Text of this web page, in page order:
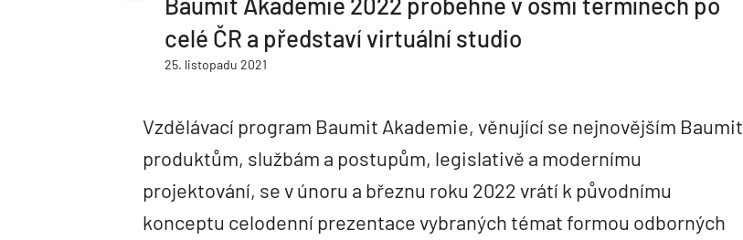
celé ČR a představí virtuální studio
25. listopadu 2021
Vzdělávací program Baumit Akademie, věnující se nejnovějším Baumit
produktům, službám a postupům, legislativě a modernímu
projektování, se v únoru a březnu roku 2022 vrátí k původnímu
konceptu celodenní prezentace vybraných témat formou odborných